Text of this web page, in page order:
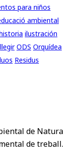
para niños
ambiental
ilustración
llegir ODS Orquídea
Residus
de Natura
de treball.